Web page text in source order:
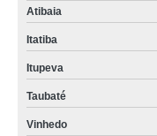
Atibaia
Itatiba
Itupeva
Taubaté
Vinhedo